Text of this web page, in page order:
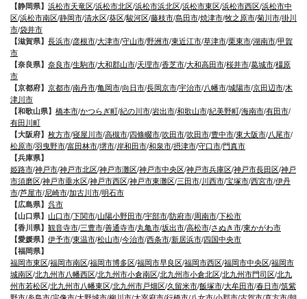
【静岡県】 浜松市天竜区/浜松市北区/浜松市浜北区/浜松市東区/浜松市西区/浜松市中
区/浜松市南区/静岡市/清水区/葵区/駿河区/藤枝市/島田市/焼津市/牧之原市/菊川市/掛川
市/袋井市
【滋賀県】 長浜市/彦根市/大津市/守山市/野洲市/東近江市/草津市/栗東市/湖南市/甲賀
市
【奈良県】 奈良市/生駒市/大和郡山市/天理市/香芝市/大和高田市/桜井市/葛城市/橿原
市
【京都府】 京都市/南丹市/亀岡市/向日市/長岡京市/宇治市/八幡市/城陽市/京田辺市/木
津川市
【和歌山県】 橋本市/かつらぎ町/紀の川市/岩出市/和歌山市/紀美野町/海南市/有田市/
有田川町
【大阪府】 枚方市/寝屋川市/高槻市/四條畷市/吹田市/吹田市/豊中市/東大阪市/八尾市/
松原市/羽曳野市/富田林市/堺市/岸和田市/和泉市/摂津市/守口市/門真市
【兵庫県】
姫路市/神戸市/神戸市北区/神戸市灘区/神戸市中央区/神戸市兵庫区/神戸市長田区/神戸
市須磨区/神戸市垂水区/神戸市西区/神戸市東灘区/三田市/川西市/宝塚市/西宮市/伊丹
市/芦屋市/尼崎市/加古川市/明石市
【広島県】 呉市
【山口県】 山口市/下関市/山陽小野田市/宇部市/防府市/周南市/下松市
【香川県】 観音寺市/三豊市/善通寺市/丸亀市/坂出市/高松市/さぬき市/東かがわ市
【愛媛県】 伊予市/東温市/松山市/今治市/西条市/新居浜市/四国中央市
【福岡県】
福岡市東区/福岡市南区/福岡市博多区/福岡市早良区/福岡市西区/福岡市中央区/福岡市
城南区/北九州市八幡西区/北九州市小倉南区/北九州市小倉北区/北九州市門司区/北九
州市若松区/北九州市八幡東区/北九州市戸畑区/久留米市/飯塚市/大牟田市/春日市/筑紫